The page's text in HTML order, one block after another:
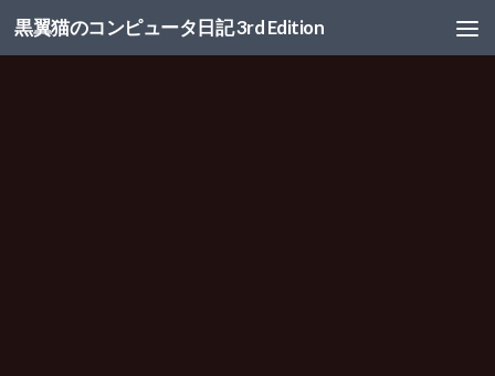
コンテンツへスキップ
黒翼猫のコンピュータ日記 3rd Edition